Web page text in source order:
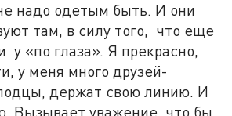
надо одетым быть. И они
там, в силу того, что еще
у «по глаза». Я прекрасно,
у меня много друзей-
держат свою линию. И
Вызывает уважение, что бы